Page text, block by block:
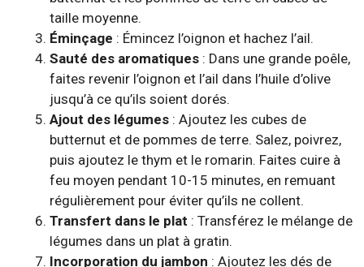
taille moyenne.
Éminçage : Émincez l’oignon et hachez l’ail.
Sauté des aromatiques : Dans une grande poêle,
faites revenir l’oignon et l’ail dans l’huile d’olive
jusqu’à ce qu’ils soient dorés.
Ajout des légumes : Ajoutez les cubes de
butternut et de pommes de terre. Salez, poivrez,
puis ajoutez le thym et le romarin. Faites cuire à
feu moyen pendant 10-15 minutes, en remuant
régulièrement pour éviter qu’ils ne collent.
Transfert dans le plat : Transférez le mélange de
légumes dans un plat à gratin.
Incorporation du jambon : Ajoutez les dés de